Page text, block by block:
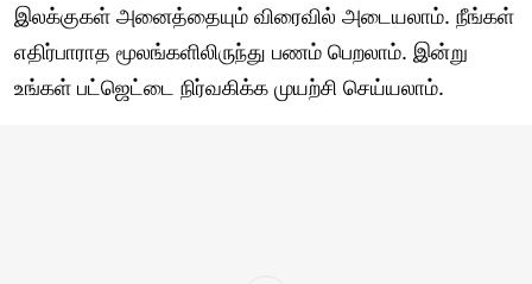
இலக்குகள் அனைத்தையும் விரைவில் அடையலாம். நீங்கள்
எதிர்பாராத மூலங்களிலிருந்து பணம் பெறலாம். இன்று
உங்கள் பட்ஜெட்டை நிர்வகிக்க முயற்சி செய்யலாம்.